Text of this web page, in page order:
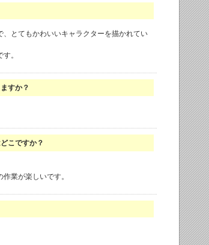
とてもかわいいキャラクターを描かれてい
。
すか？
こですか？
業が楽しいです。